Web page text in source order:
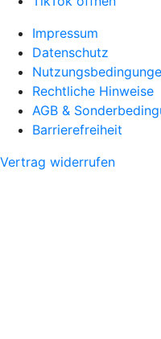
Impressum
Datenschutz
Rechtliche Hinweise
AGB &
Barrierefreiheit
Vertrag widerrufen